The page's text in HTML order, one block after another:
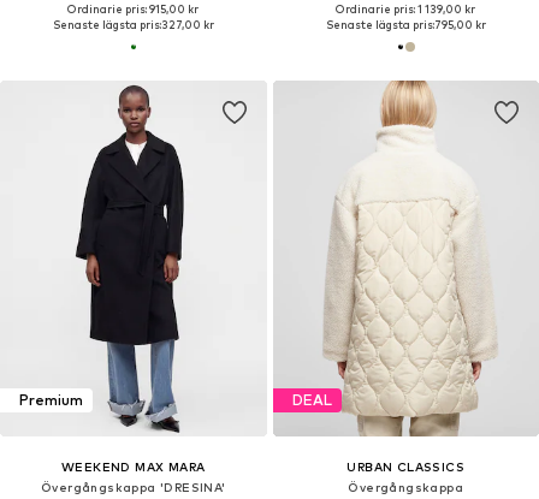
Ordinarie pris: 915,00 kr
Senaste lägsta pris:327,00 kr
Ordinarie pris: 1 139,00 kr
Senaste lägsta pris:795,00 kr
Premium
WEEKEND MAX MARA
Övergångskappa 'DRESINA'
DEAL
URBAN CLASSICS
Övergångskappa